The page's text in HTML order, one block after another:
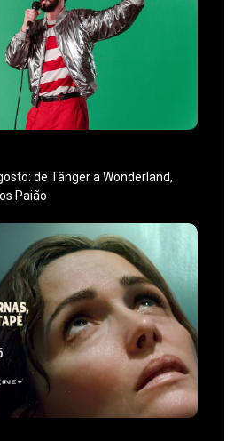
de Tânger a Wonderland,
Paião